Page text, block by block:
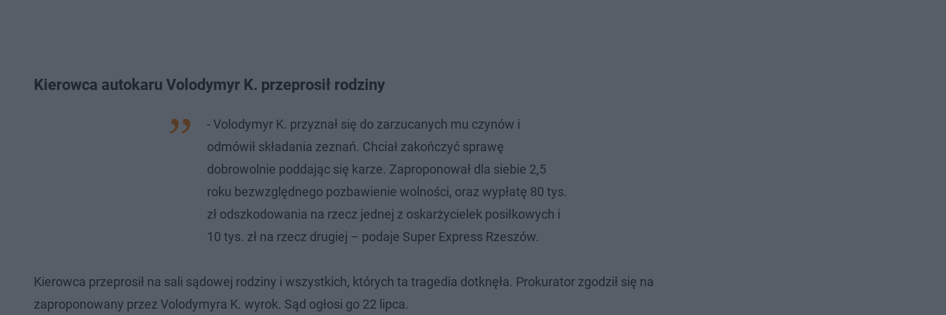
Kierowca autokaru Volodymyr K. przeprosił rodziny
- Volodymyr K. przyznał się do zarzucanych mu czynów i
odmówił składania zeznań. Chciał zakończyć sprawę
dobrowolnie poddając się karze. Zaproponował dla siebie 2,5
roku bezwzględnego pozbawienie wolności, oraz wypłatę 80 tys.
zł odszkodowania na rzecz jednej z oskarżycielek posiłkowych i
10 tys. zł na rzecz drugiej – podaje Super Express Rzeszów.
Kierowca przeprosił na sali sądowej rodziny i wszystkich, których ta tragedia dotknęła. Prokurator zgodził się na
zaproponowany przez Volodymyra K. wyrok. Sąd ogłosi go 22 lipca.